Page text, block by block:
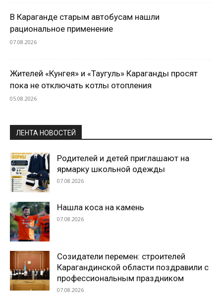
В Караганде старым автобусам нашли
рациональное применение
07.08.2026
Жителей «Кунгея» и «Таугуль» Караганды просят
пока не отключать котлы отопления
05.08.2026
ЛЕНТА НОВОСТЕЙ
Родителей и детей приглашают на
ярмарку школьной одежды
07.08.2026
Нашла коса на камень
07.08.2026
Созидатели перемен: строителей
Карагандинской области поздравили с
профессиональным праздником
07.08.2026